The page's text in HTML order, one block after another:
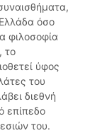
όσο
φιλοσοφία
το
ύφος
του
διεθνή
επίπεδο
του.